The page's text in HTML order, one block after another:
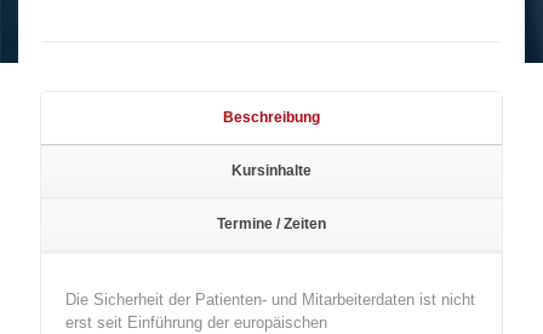
Beschreibung
Kursinhalte
Termine / Zeiten
Die Sicherheit der Patienten- und Mitarbeiterdaten ist nicht
erst seit Einführung der europäischen